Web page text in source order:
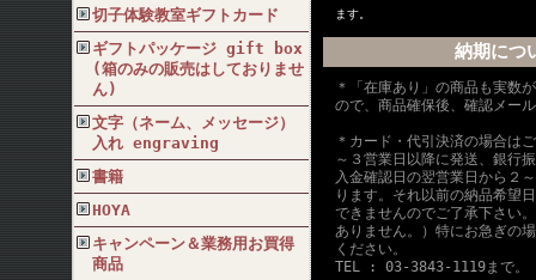
切子体験教室ギフトカード
ギフトパッケージ gift box
(箱のみの販売はしておりませ
ん)
文字（ネーム、メッセージ）
入れ engraving
書籍
HOYA
キャンペーン＆業務用お買得
商品
ます。
納期につ
＊「在庫あり」の商品も実数
ので、商品確保後、確認メー
＊カード・代引決済の場合は
～３営業日以降に発送、銀行
入金確認日の翌営業日から２
ります。それ以前の納品希望
できませんのでご了承下さい
ありません。）特にお急ぎの
ください。
TEL : 03-3843-1119まで。